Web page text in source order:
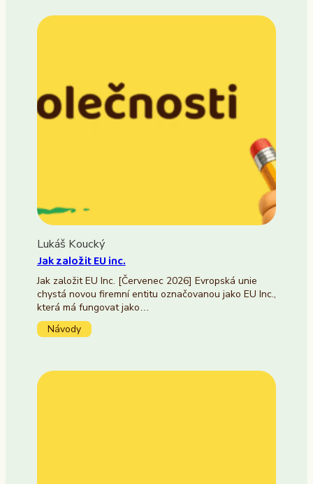
Lukáš Koucký
Jak založit EU inc.
Jak založit EU Inc. [Červenec 2026] Evropská unie
chystá novou firemní entitu označovanou jako EU Inc.,
která má fungovat jako…
Návody